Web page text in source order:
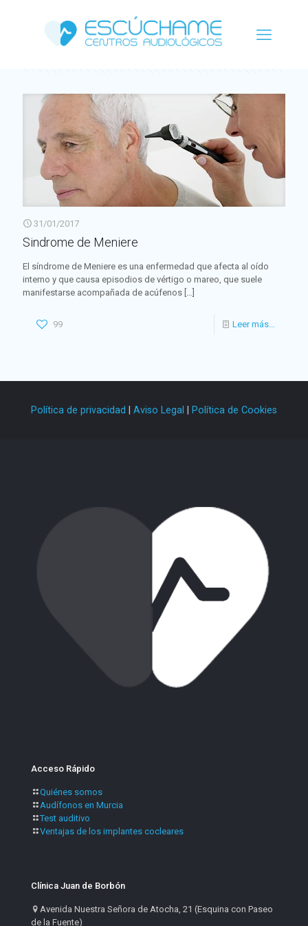
31/01/2017
Sindrome de Meniere
El síndrome de Meniere es una enfermedad que afecta al oído
interno y que causa episodios de vértigo o mareo, que suele
manifestarse acompañada de acúfenos […]
99 Leer más...
Política de privacidad | Aviso Legal | Política de Cookies
Acceso Rápido
Quiénes somos
Audífonos en Murcia
Test auditivo
Ventajas de los implantes cocleares
Clínica Juan de Borbón
Avenida Nuestra Señora de Atocha, 21 (Esquina con Paseo
de la Fuente)